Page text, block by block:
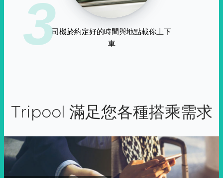
3司機於約定好的時間與地點載你上下
車
Tripool 滿足您各種搭乘需求